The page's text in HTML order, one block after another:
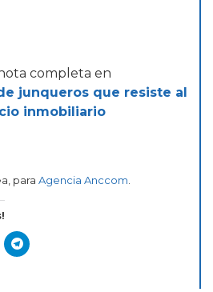
completa en
junqueros que resiste al
inmobiliario
para Agencia Anccom.